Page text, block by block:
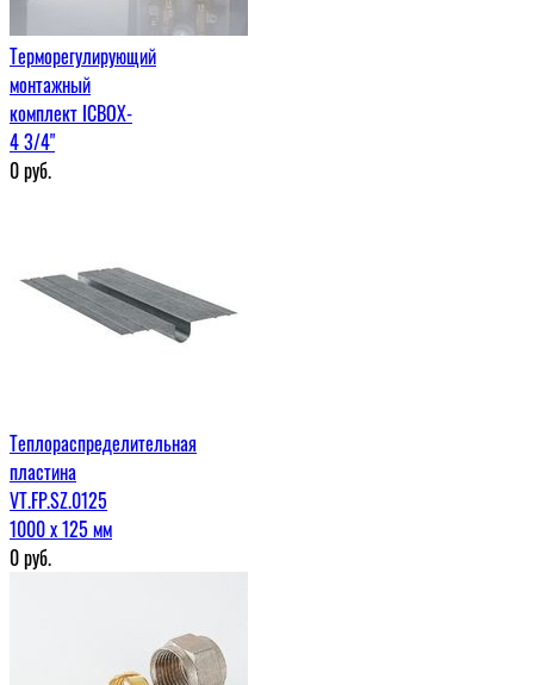
Терморегулирующий
монтажный
комплект ICBOX-
4 3/4"
0руб.
Теплораспределительная
пластина
VT.FP.SZ.0125
1000 х 125 мм
0руб.